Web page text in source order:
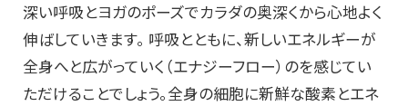
深い呼吸とヨガのポーズでカラダの奥深くから心地よく
伸ばしていきます。 呼吸とともに、新しいエネルギーが
全身へと広がっていく（エナジーフロー）のを感じてい
ただけることでしょう。全身の細胞に新鮮な酸素とエネ